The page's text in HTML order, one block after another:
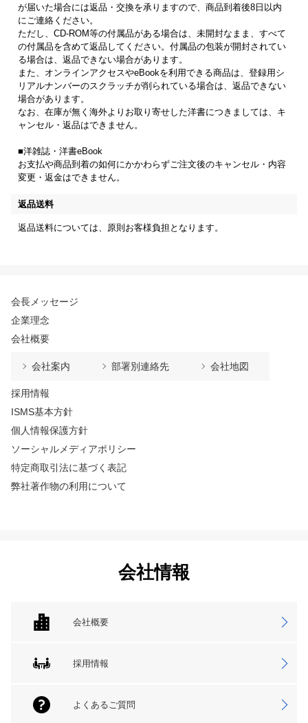
が届いた場合には返品・交換を承りますので、商品到着後8日以内
にご連絡ください。
ただし、CD-ROM等の付属品がある場合は、未開封なまま、すべて
の付属品を含めて返品してください。付属品の包装が開封されてい
る場合は、返品できない場合があります。
また、オンラインアクセスやeBookを利用できる商品は、登録用シ
リアルナンバーのスクラッチが削られている場合は、返品できない
場合があります。
なお、在庫が無く海外よりお取り寄せした洋書につきましては、キ
ャンセル・返品はできません。
■洋雑誌・洋書eBook
お支払や商品到着の如何にかかわらずご注文後のキャンセル・内容
変更・返金はできません。
返品送料
返品送料については、原則お客様負担となります。
会長メッセージ
企業理念
会社概要
会社案内 部署別連絡先 会社地図
採用情報
ISMS基本方針
個人情報保護方針
ソーシャルメディアポリシー
特定商取引法に基づく表記
弊社著作物の利用について
会社情報
会社概要
採用情報
よくあるご質問